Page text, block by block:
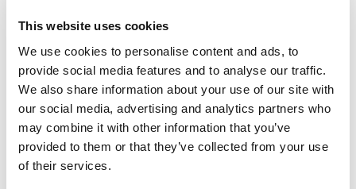
This website uses cookies
We use cookies to personalise content and ads, to
provide social media features and to analyse our traffic.
We also share information about your use of our site with
our social media, advertising and analytics partners who
may combine it with other information that you’ve
provided to them or that they’ve collected from your use
of their services.
Ebene. Aryaka hat diese Branche bereits 2009 ins
Leben gerufen und ist eindeutig ein Marktführer im
Bereich softwaredefiniertes WAN. Garys Erfolgsbilanz
bei der Zusammenarbeit mit Branchenführern ist
außergewöhnlich, und sein Wissen wird entscheidend
sein, wenn wir unsere Bemühungen auf neue Märkte
ausweiten.“
Sevounts kennt sich mit allen Aspekten von SaaS, IT-